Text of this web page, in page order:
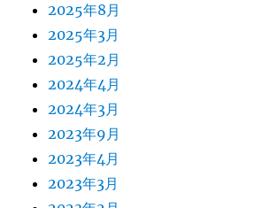
2025年8月
2025年3月
2025年2月
2024年4月
2024年3月
2023年9月
2023年4月
2023年3月